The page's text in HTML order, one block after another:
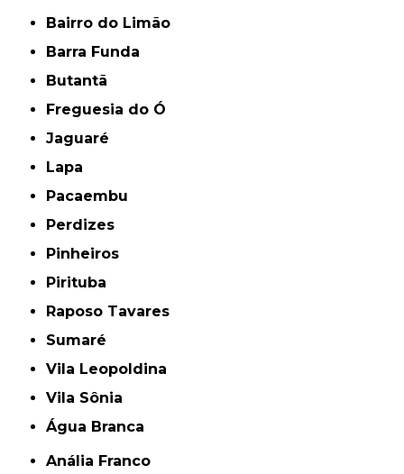
Bairro do Limão
Barra Funda
Butantã
Freguesia do Ó
Jaguaré
Lapa
Pacaembu
Perdizes
Pinheiros
Pirituba
Raposo Tavares
Sumaré
Vila Leopoldina
Vila Sônia
Água Branca
Anália Franco